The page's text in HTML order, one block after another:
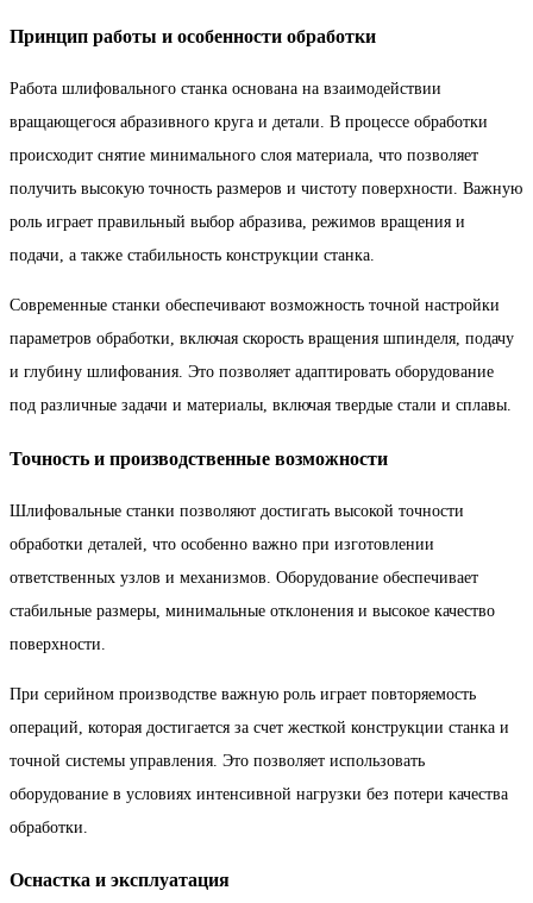
Принцип работы и особенности обработки
Работа шлифовального станка основана на взаимодействии
вращающегося абразивного круга и детали. В процессе обработки
происходит снятие минимального слоя материала, что позволяет
получить высокую точность размеров и чистоту поверхности. Важную
роль играет правильный выбор абразива, режимов вращения и
подачи, а также стабильность конструкции станка.
Современные станки обеспечивают возможность точной настройки
параметров обработки, включая скорость вращения шпинделя, подачу
и глубину шлифования. Это позволяет адаптировать оборудование
под различные задачи и материалы, включая твердые стали и сплавы.
Точность и производственные возможности
Шлифовальные станки позволяют достигать высокой точности
обработки деталей, что особенно важно при изготовлении
ответственных узлов и механизмов. Оборудование обеспечивает
стабильные размеры, минимальные отклонения и высокое качество
поверхности.
При серийном производстве важную роль играет повторяемость
операций, которая достигается за счет жесткой конструкции станка и
точной системы управления. Это позволяет использовать
оборудование в условиях интенсивной нагрузки без потери качества
обработки.
Оснастка и эксплуатация